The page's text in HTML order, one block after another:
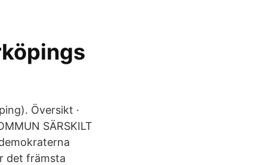
Översikt ·
SÄRSKILT
det främsta